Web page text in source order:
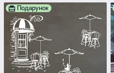
Подарунок